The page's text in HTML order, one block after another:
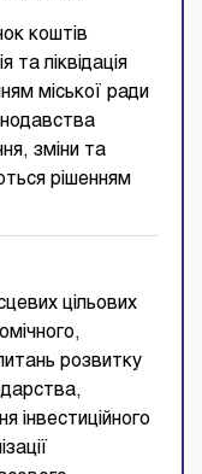
коштів
та ліквідація
міської ради
зміни та
рішенням
цільових
розвитку
інвестиційного